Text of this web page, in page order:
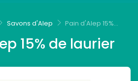
Savons d'Alep Pain d'Alep 15%...
15% de laurier